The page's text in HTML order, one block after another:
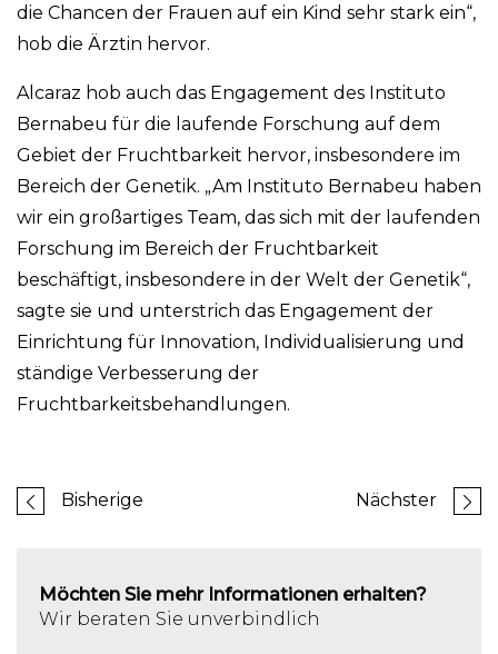
die Chancen der Frauen auf ein Kind sehr stark ein“,
hob die Ärztin hervor.
Alcaraz hob auch das Engagement des Instituto
Bernabeu für die laufende Forschung auf dem
Gebiet der Fruchtbarkeit hervor, insbesondere im
Bereich der Genetik. „Am Instituto Bernabeu haben
wir ein großartiges Team, das sich mit der laufenden
Forschung im Bereich der Fruchtbarkeit
beschäftigt, insbesondere in der Welt der Genetik“,
sagte sie und unterstrich das Engagement der
Einrichtung für Innovation, Individualisierung und
ständige Verbesserung der
Fruchtbarkeitsbehandlungen.
Bisherige Nächster
Möchten Sie mehr Informationen erhalten?
Wir beraten Sie unverbindlich